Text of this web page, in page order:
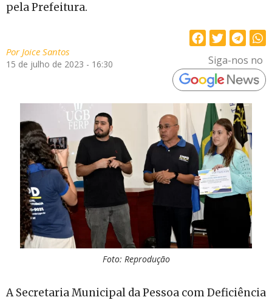
pela Prefeitura.
PorJoice Santos
15 de julho de 2023 - 16:30 Siga-nos no
Foto: Reprodução
A Secretaria Municipal da Pessoa com Deficiência